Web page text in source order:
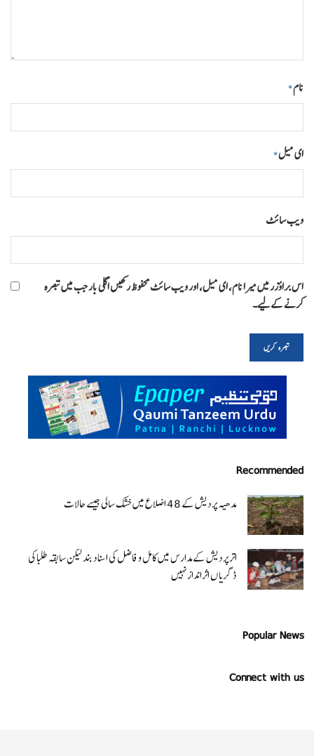
نام*
ای میل*
ویب‌ سائٹ
اس براؤزر میں میرا نام، ای میل، اور ویب سائٹ محفوظ رکھیں اگلی بار جب میں تبصرہ
کرنے کےلیے۔
Recommended
مدھیہ پردیش کے 48 اضلاع میں خشک سالی جیسے حالات
اتر پردیش کےمدارس میں کامل و فاضل کی اسناد بند لیکن سابقہ طلبا کی
ڈگریا ں اثرانداز نہیں
Popular News
Connect with us